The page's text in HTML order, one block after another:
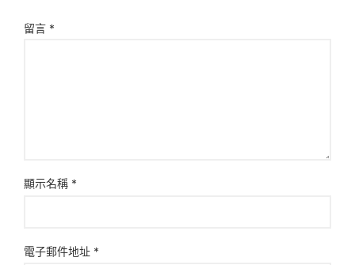
留言 *
顯示名稱 *
電子郵件地址 *